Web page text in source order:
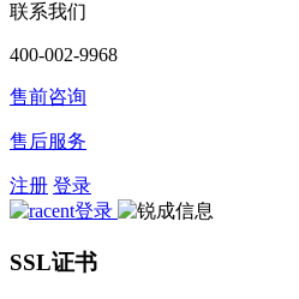
联系我们
400-002-9968
售前咨询
售后服务
注册 登录
SSL证书